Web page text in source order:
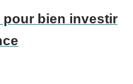
pour bien investir